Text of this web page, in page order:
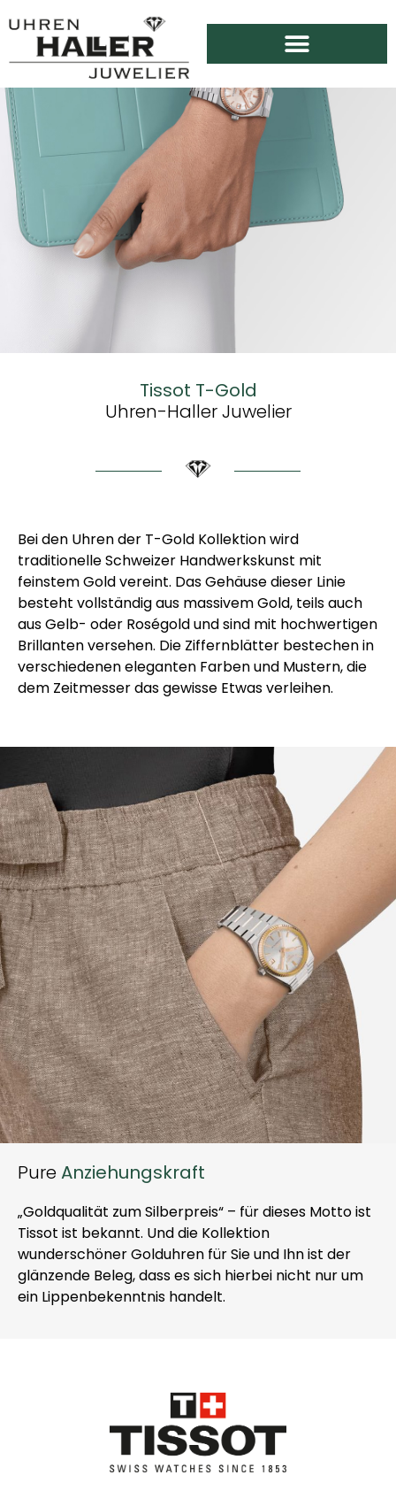
Tissot T-Gold
Uhren-Haller Juwelier
Bei den Uhren der T-Gold Kollektion wird
traditionelle Schweizer Handwerkskunst mit
feinstem Gold vereint. Das Gehäuse dieser Linie
besteht vollständig aus massivem Gold, teils auch
aus Gelb- oder Roségold und sind mit hochwertigen
Brillanten versehen. Die Ziffernblätter bestechen in
verschiedenen eleganten Farben und Mustern, die
dem Zeitmesser das gewisse Etwas verleihen.
PureAnziehungskraft
„Goldqualität zum Silberpreis“ – für dieses Motto ist
Tissot ist bekannt. Und die Kollektion
wunderschöner Golduhren für Sie und Ihn ist der
glänzende Beleg, dass es sich hierbei nicht nur um
ein Lippenbekenntnis handelt.